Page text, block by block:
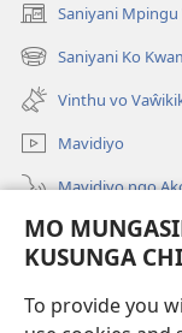
MO
KUSUNGA
To provide you
Saniyani
(Lajula
Peji
Linyaki)
Saniyani Ko
(Lajula
Peji
Linyaki)
Vinthu vo
Mavidiyo
Mavidiyo ngo
Fufuzani
(Lajula